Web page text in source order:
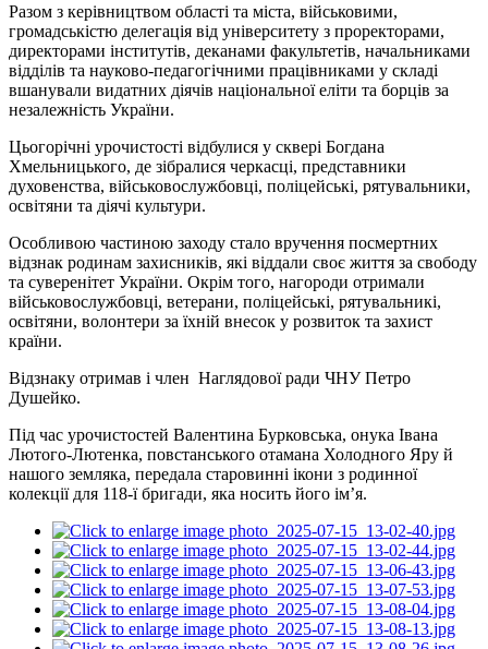
Разом з керівництвом області та міста, військовими,
громадськістю делегація від університету з проректорами,
директорами інститутів, деканами факультетів, начальниками
відділів та науково-педагогічними працівниками у складі
вшанували видатних діячів національної еліти та борців за
незалежність України.
Цьогорічні урочистості відбулися у сквері Богдана
Хмельницького, де зібралися черкасці, представники
духовенства, військовослужбовці, поліцейські, рятувальники,
освітяни та діячі культури.
Особливою частиною заходу стало вручення посмертних
відзнак родинам захисників, які віддали своє життя за свободу
та суверенітет України. Окрім того, нагороди отримали
військовослужбовці, ветерани, поліцейські, рятувальникі,
освітяни, волонтери за їхній внесок у розвиток та захист
країни.
Відзнаку отримав і член Наглядової ради ЧНУ Петро
Душейко.
Під час урочистостей Валентина Бурковська, онука Івана
Лютого-Лютенка, повстанського отамана Холодного Яру й
нашого земляка, передала старовинні ікони з родинної
колекції для 118-ї бригади, яка носить його ім’я.